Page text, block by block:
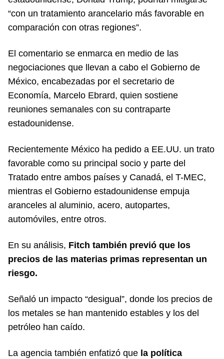
“con un tratamiento arancelario más favorable en
comparación con otras regiones”.
El comentario se enmarca en medio de las
negociaciones que llevan a cabo el Gobierno de
México, encabezadas por el secretario de
Economía, Marcelo Ebrard, quien sostiene
reuniones semanales con su contraparte
estadounidense.
Recientemente México ha pedido a EE.UU. un trato
favorable como su principal socio y parte del
Tratado entre ambos países y Canadá, el T-MEC,
mientras el Gobierno estadounidense empuja
aranceles al aluminio, acero, autopartes,
automóviles, entre otros.
En su análisis, Fitch también previó que los
precios de las materias primas representan un
riesgo.
Señaló un impacto “desigual”, donde los precios de
los metales se han mantenido estables y los del
petróleo han caído.
La agencia también enfatizó que la política